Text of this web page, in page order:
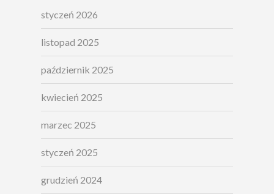
styczeń 2026
listopad 2025
październik 2025
kwiecień 2025
marzec 2025
styczeń 2025
grudzień 2024